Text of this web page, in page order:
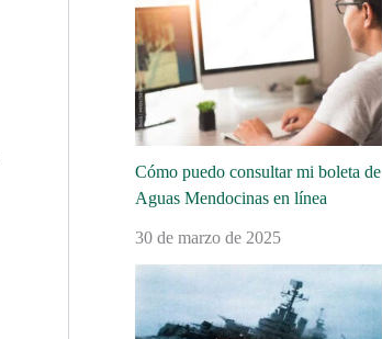
Cómo puedo consultar mi boleta de
Aguas Mendocinas en línea
30 de marzo de 2025